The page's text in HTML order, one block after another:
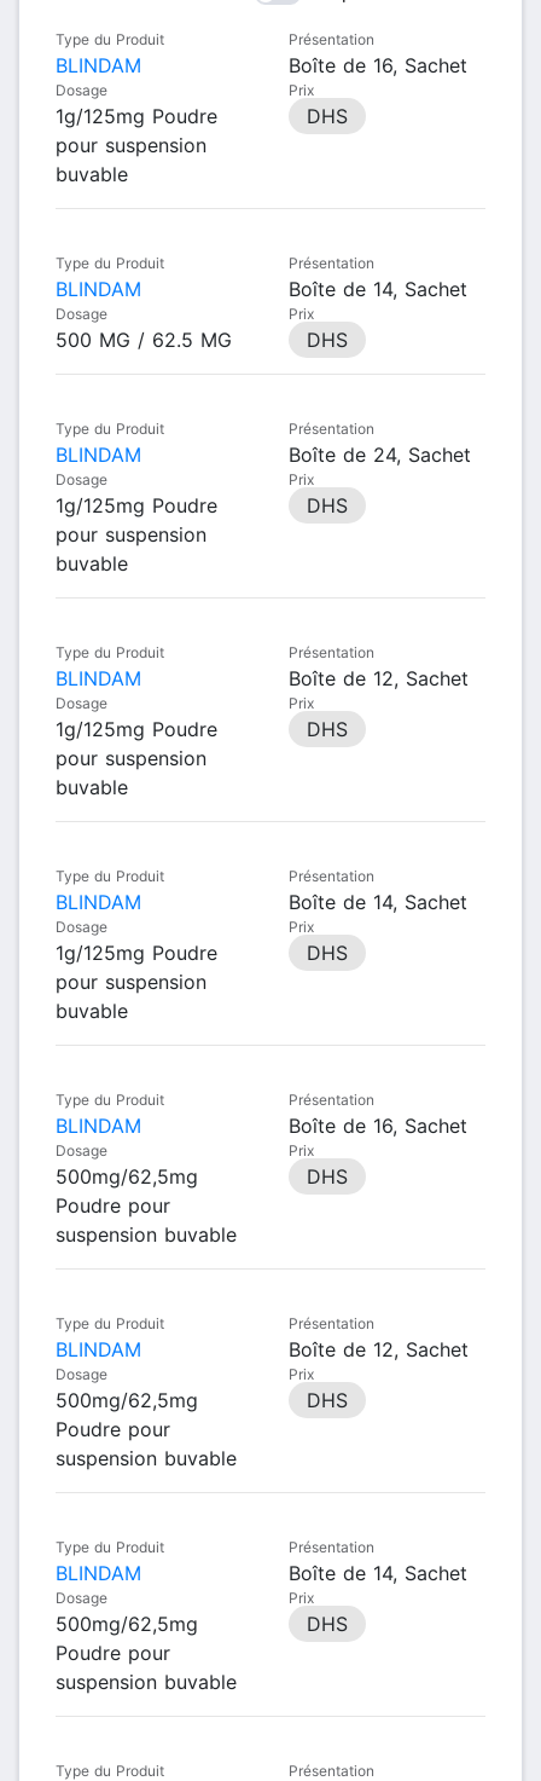
Type du Produit
BLINDAM
Présentation
Boîte de 16, Sachet
Dosage
1g/125mg Poudre
pour suspension
buvable
Prix
DHS
Type du Produit
BLINDAM
Présentation
Boîte de 14, Sachet
Dosage
500 MG / 62.5 MG
Prix
DHS
Type du Produit
BLINDAM
Présentation
Boîte de 24, Sachet
Dosage
1g/125mg Poudre
pour suspension
buvable
Prix
DHS
Type du Produit
BLINDAM
Présentation
Boîte de 12, Sachet
Dosage
1g/125mg Poudre
pour suspension
buvable
Prix
DHS
Type du Produit
BLINDAM
Présentation
Boîte de 14, Sachet
Dosage
1g/125mg Poudre
pour suspension
buvable
Prix
DHS
Type du Produit
BLINDAM
Présentation
Boîte de 16, Sachet
Dosage
500mg/62,5mg
Poudre pour
suspension buvable
Prix
DHS
Type du Produit
BLINDAM
Présentation
Boîte de 12, Sachet
Dosage
500mg/62,5mg
Poudre pour
suspension buvable
Prix
DHS
Type du Produit
BLINDAM
Présentation
Boîte de 14, Sachet
Dosage
500mg/62,5mg
Poudre pour
suspension buvable
Prix
DHS
Type du Produit Présentation